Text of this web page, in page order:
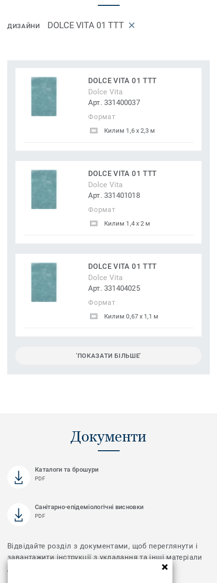
ДИЗАЙНИ DOLCE VITA 01 TTT
DOLCE VITA 01 TTT
Dolce Vita
Арт. 331400037
Формат
Килим 1,6 x 2,3 м
DOLCE VITA 01 TTT
Dolce Vita
Арт. 331401018
Формат
Килим 1,4 x 2 м
DOLCE VITA 01 TTT
Dolce Vita
Арт. 331404025
Формат
Килим 0,67 x 1,1 м
'ПОКАЗАТИ БІЛЬШЕ'
Документи
Каталоги та брошури
PDF
Санітарно-епідеміологічні висновки
PDF
Відвідайте розділ з документами, щоб переглянути і
завантажити інструкції з укладання та інші матеріали
для колекції Dolce Vita